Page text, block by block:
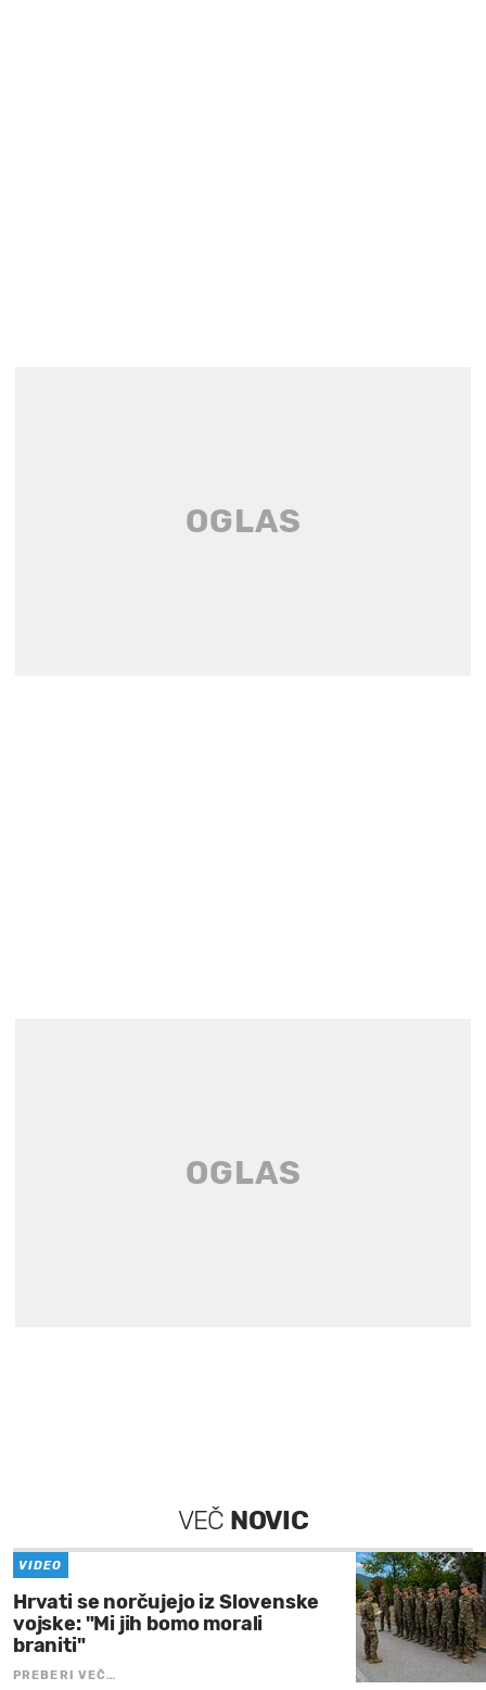
VEČ NOVIC
VIDEO
Hrvati se norčujejo iz Slovenske
vojske: "Mi jih bomo morali
braniti"
PREBERI VEČ…